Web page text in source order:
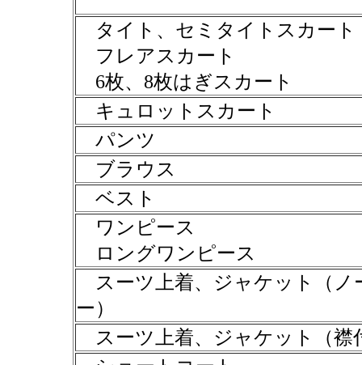
タイト、セミタイトスカート
フレアスカート
6枚、8枚はぎスカート
キュロットスカート
パンツ
ブラウス
ベスト
ワンピース
ロングワンピース
スーツ上着、ジャケット（ノ
ー）
スーツ上着、ジャケット（襟